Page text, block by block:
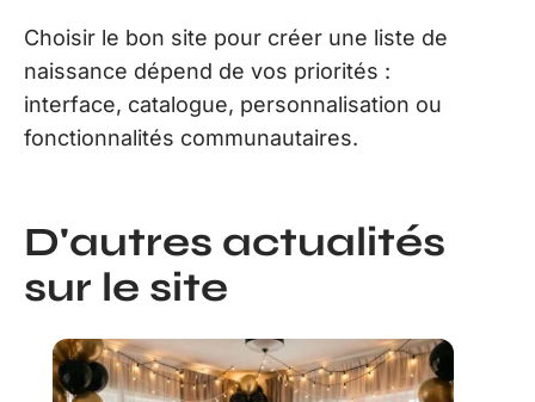
Choisir le bon site pour créer une liste de
naissance dépend de vos priorités :
interface, catalogue, personnalisation ou
fonctionnalités communautaires.
D'autres actualités
sur le site